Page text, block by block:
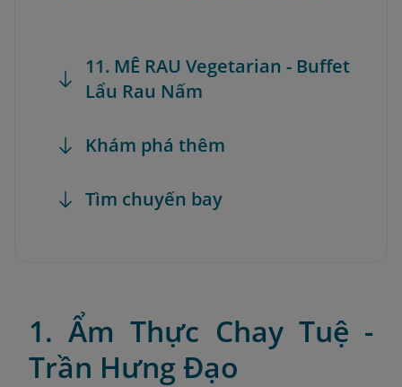
11. MÊ RAU Vegetarian - Buffet
Lẩu Rau Nấm
Khám phá thêm
Tìm chuyến bay
1. Ẩm Thực Chay Tuệ -
Trần Hưng Đạo